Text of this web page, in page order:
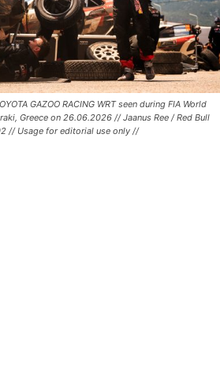
GAZOO RACING WRT seen during FIA World
Greece on 26.06.2026 // Jaanus Ree / Red Bull
// Usage for editorial use only //